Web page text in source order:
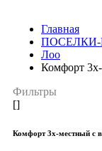
Главная
Лоо
Комфорт
Фильтры
[]
Комфорт 3х-местный с